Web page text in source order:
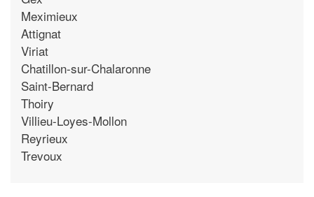
Meximieux
Attignat
Viriat
Chatillon-sur-Chalaronne
Saint-Bernard
Thoiry
Villieu-Loyes-Mollon
Reyrieux
Trevoux